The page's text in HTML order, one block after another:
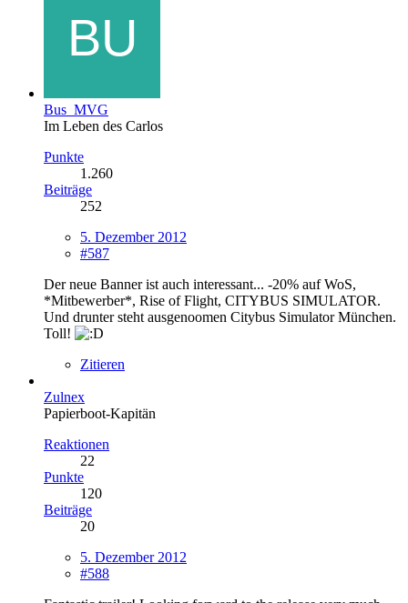
Bus_MVG
Im Leben des Carlos
Punkte
1.260
Beiträge
252
5. Dezember 2012
#587
Der neue Banner ist auch interessant... -20% auf WoS,
*Mitbewerber*, Rise of Flight, CITYBUS SIMULATOR.
Und drunter steht ausgenoomen Citybus Simulator München.
Toll!
Zitieren
Zulnex
Papierboot-Kapitän
Reaktionen
22
Punkte
120
Beiträge
20
5. Dezember 2012
#588